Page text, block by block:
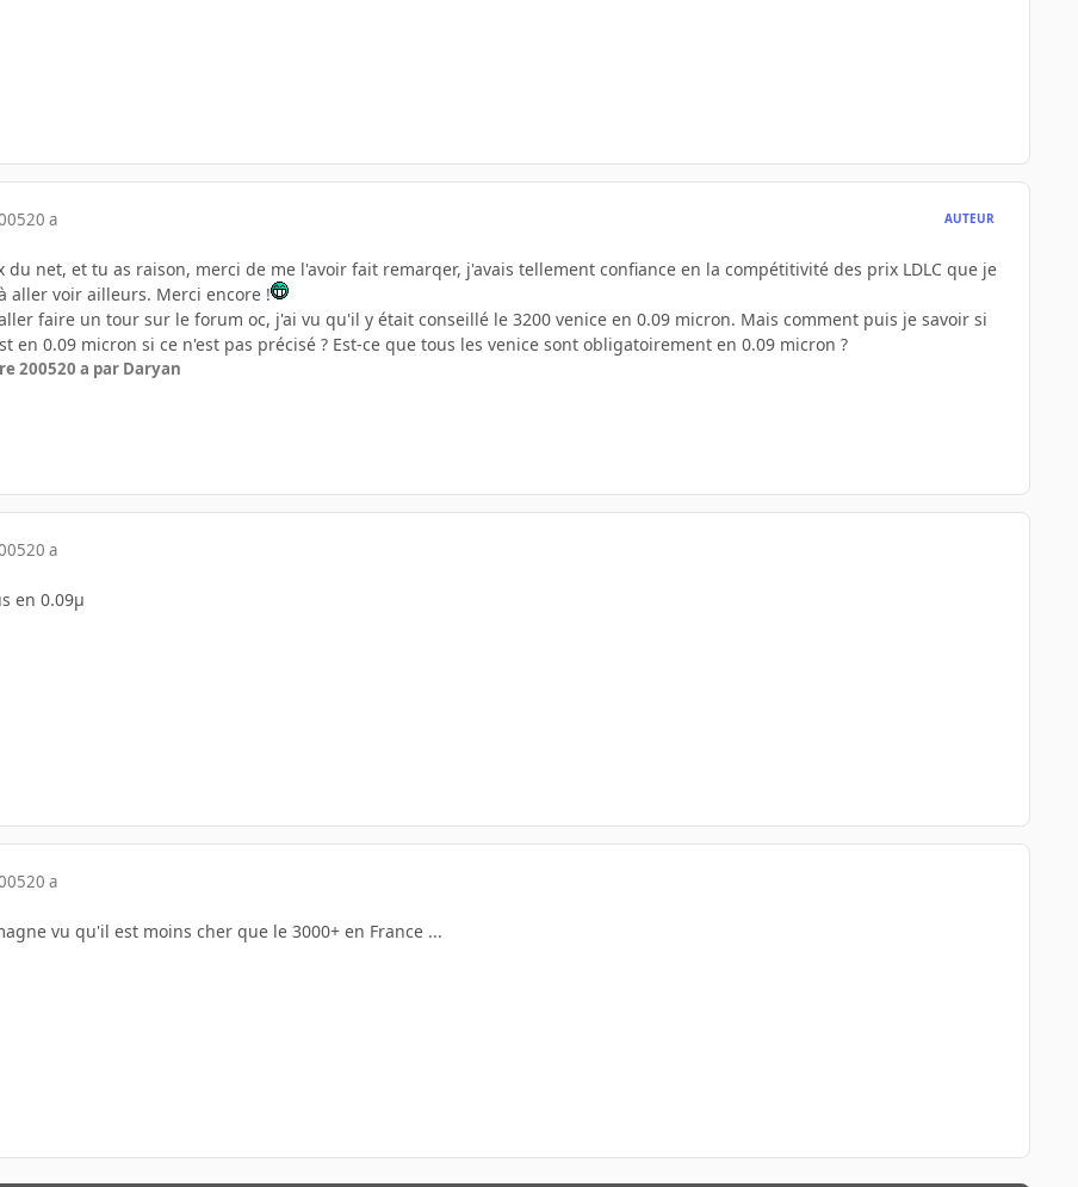
20 a AUTEUR
du net, et tu as raison, merci de me l'avoir fait remarqer, j'avais tellement confiance en la compétitivité des prix LDLC que je
aller voir ailleurs. Merci encore !
faire un tour sur le forum oc, j'ai vu qu'il y était conseillé le 3200 venice en 0.09 micron. Mais comment puis je savoir si
en 0.09 micron si ce n'est pas précisé ? Est-ce que tous les venice sont obligatoirement en 0.09 micron ?
200520 a par Daryan
20 a
en 0.09µ
20 a
vu qu'il est moins cher que le 3000+ en France ...